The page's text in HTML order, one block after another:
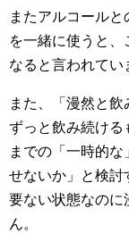
またアルコール
を一緒に使うと
なると言われてい
また、「漫然と
ずっと飲み続ける
までの「一時的
せないか」と検討
要ない状態なのに
ん。